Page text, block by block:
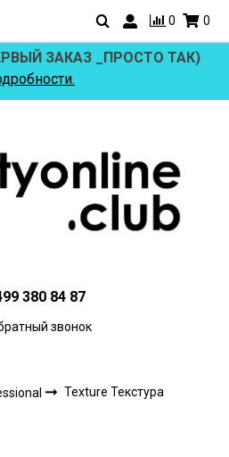
0 0
ЗАКАЗ _ПРОСТО ТАК)
380 84 87
звонок
Texture Текстура